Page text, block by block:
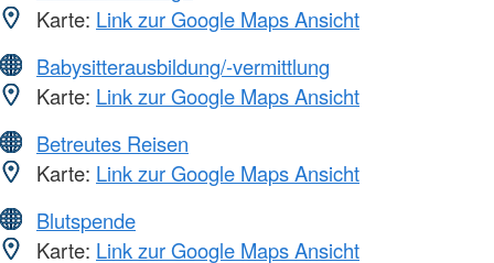
Karte: Link zur Google Maps Ansicht
Babysitterausbildung/-vermittlung
Karte: Link zur Google Maps Ansicht
Betreutes Reisen
Karte: Link zur Google Maps Ansicht
Blutspende
Karte: Link zur Google Maps Ansicht